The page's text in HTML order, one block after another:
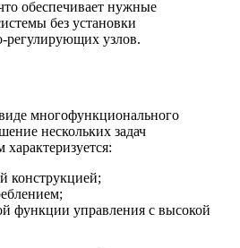
обеспечивает нужные
без установки
регулирующих узлов.
многофункционального
нескольких задач
конструкцией;
функции управления с высокой